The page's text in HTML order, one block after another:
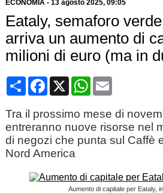
ECONOMIA- 13 agosto 2025, 09:05
Eataly, semaforo
arriva un aumento di
milioni di euro (ma in
CondividiFacebook
X WhatsApp
Email
Tra il prossimo mese di
entreranno nuove risorse nel
di negozi che punta sul Caffè
Nord America
Aumento di capitale per Eataly,